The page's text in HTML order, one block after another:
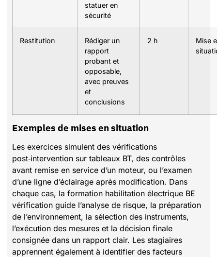
statuer en
sécurité
Restitution
Rédiger un
rapport
probant et
opposable,
avec preuves
et
conclusions
2 h
Mise
Exemples de mises en situation
Les exercices simulent des vérifications
post‑intervention sur tableaux BT, des contrôles
avant remise en service d’un moteur, ou l’examen
d’une ligne d’éclairage après modification. Dans
chaque cas, la formation habilitation électrique BE
vérification guide l’analyse de risque, la préparation
de l’environnement, la sélection des instruments,
l’exécution des mesures et la décision finale
consignée dans un rapport clair. Les stagiaires
apprennent également à identifier des facteurs